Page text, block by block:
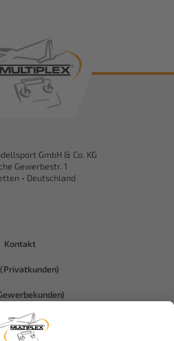
GmbH & Co. KG
Gewerbestr. 1
• Deutschland
Kontakt
(Privatkunden)
Datenschutz